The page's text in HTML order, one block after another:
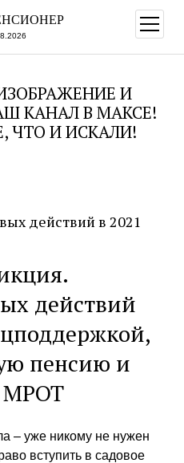
меню
И
КАНАЛ В МАКСЕ!
ЧТО И ИСКАЛИ!
действий в 2021
действий
пенсию и
МРОТ
– уже никому не нужен
вступить в садовое